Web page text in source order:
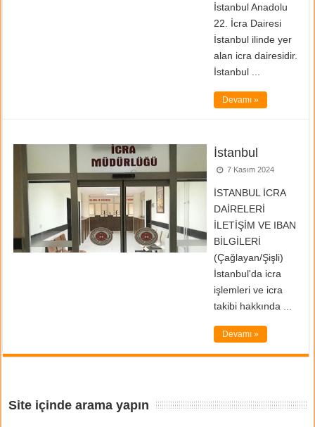
İstanbul Anadolu
22. İcra Dairesi
İstanbul ilinde yer
alan icra dairesidir.
İstanbul ...
Devamı »
İstanbul
7 Kasım 2024
İSTANBUL İCRA
DAİRELERİ
İLETİŞİM VE IBAN
BİLGİLERİ
(Çağlayan/Şişli)
İstanbul'da icra
işlemleri ve icra
takibi hakkında ...
Devamı »
Site içinde arama yapın